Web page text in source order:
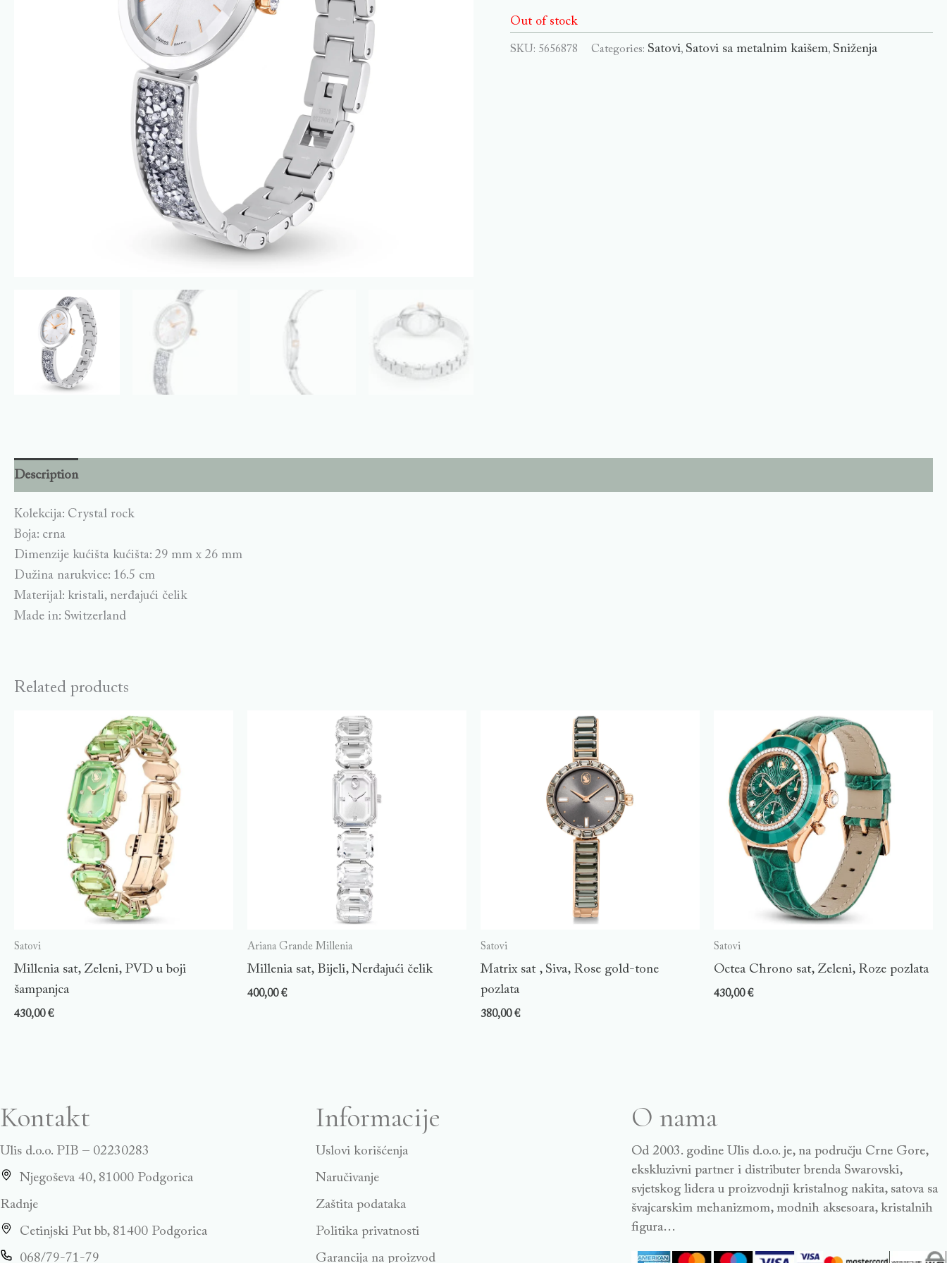
Out of stock
SKU: 5656878 Categories: Satovi, Satovi sa metalnim kaišem, Sniženja
Description
Kolekcija: Crystal rock
Boja: crna
Dimenzije kućišta kućišta: 29 mm x 26 mm
Dužina narukvice: 16.5 cm
Materijal: kristali, nerđajući čelik
Made in: Switzerland
Related products
Satovi
Millenia sat, Zeleni, PVD u boji
šampanjca
430,00€
Ariana Grande Millenia
Millenia sat, Bijeli, Nerđajući čelik
400,00€
Satovi
Matrix sat , Siva, Rose gold-tone
pozlata
380,00€
Satovi
Octea Chrono sat, Zeleni, Roze pozlata
430,00€
Kontakt
Ulis d.o.o. PIB – 02230283
Njegoševa 40, 81000 Podgorica
Radnje
Cetinjski Put bb, 81400 Podgorica
068/79-71-79
Informacije
Uslovi korišćenja
Naručivanje
Zaštita podataka
Politika privatnosti
Garancija na proizvod
O nama
Od 2003. godine Ulis d.o.o. je, na području Crne Gore,
ekskluzivni partner i distributer brenda Swarovski,
svjetskog lidera u proizvodnji kristalnog nakita, satova sa
švajcarskim mehanizmom, modnih aksesoara, kristalnih
figura…